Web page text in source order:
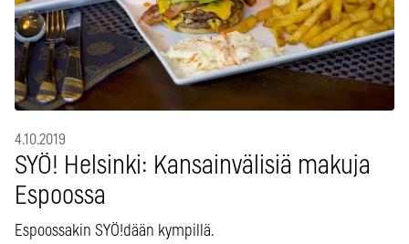
4.10.2019
SYÖ! Helsinki: Kansainvälisiä makuja
Espoossa
Espoossakin SYÖ!dään kympillä.